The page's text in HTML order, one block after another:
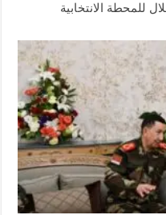
للمحطة الانتخابية